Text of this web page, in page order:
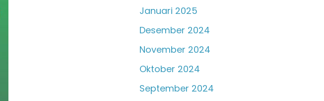
Januari 2025
Desember 2024
November 2024
Oktober 2024
September 2024